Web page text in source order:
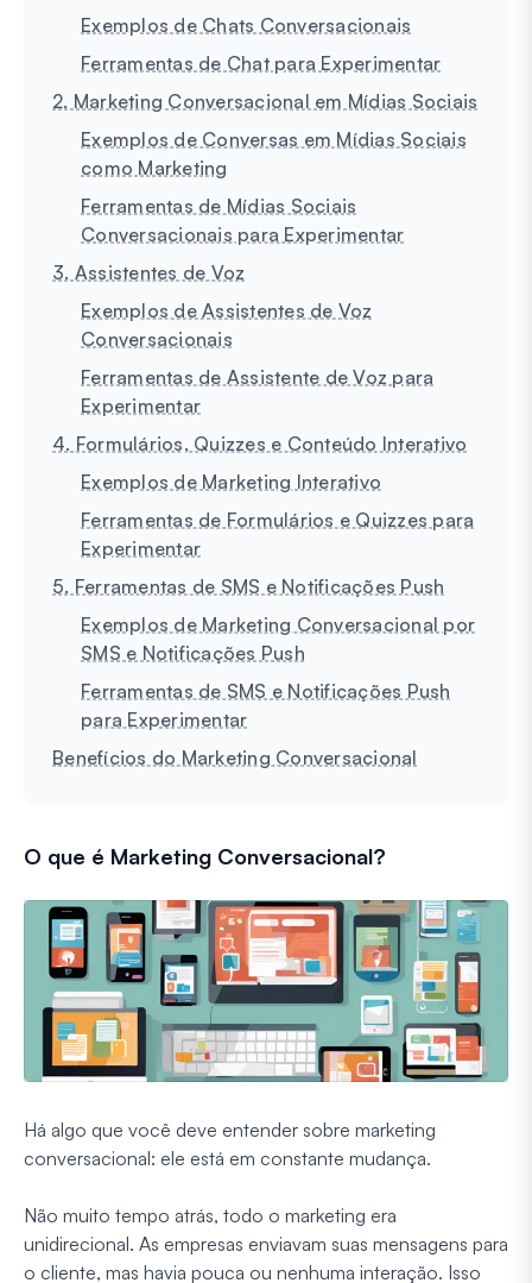
Exemplos de Chats Conversacionais
Ferramentas de Chat para Experimentar
2. Marketing Conversacional em Mídias Sociais
Exemplos de Conversas em Mídias Sociais
como Marketing
Ferramentas de Mídias Sociais
Conversacionais para Experimentar
3. Assistentes de Voz
Exemplos de Assistentes de Voz
Conversacionais
Ferramentas de Assistente de Voz para
Experimentar
4. Formulários, Quizzes e Conteúdo Interativo
Exemplos de Marketing Interativo
Ferramentas de Formulários e Quizzes para
Experimentar
5. Ferramentas de SMS e Notificações Push
Exemplos de Marketing Conversacional por
SMS e Notificações Push
Ferramentas de SMS e Notificações Push
para Experimentar
Benefícios do Marketing Conversacional
O que é Marketing Conversacional?
Há algo que você deve entender sobre marketing
conversacional: ele está em constante mudança.
Não muito tempo atrás, todo o marketing era
unidirecional. As empresas enviavam suas mensagens para
o cliente, mas havia pouca ou nenhuma interação. Isso